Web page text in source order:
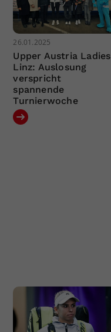
26.01.2025
Upper Austria Ladies
Linz: Auslosung
verspricht
spannende
Turnierwoche